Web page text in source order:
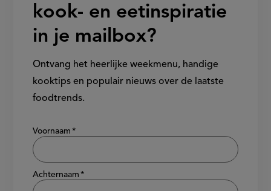
kook- en eetinspiratie
in je mailbox?
Ontvang het heerlijke weekmenu, handige
kooktips en populair nieuws over de laatste
foodtrends.
Show/hide
Voornaam
Achternaam